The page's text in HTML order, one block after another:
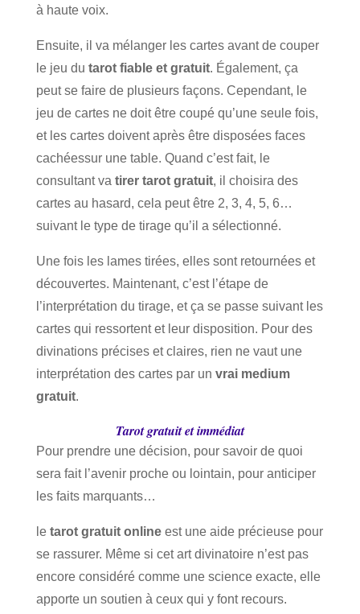
à haute voix.
Ensuite, il va mélanger les cartes avant de couper
le jeu du tarot fiable et gratuit. Également, ça
peut se faire de plusieurs façons. Cependant, le
jeu de cartes ne doit être coupé qu’une seule fois,
et les cartes doivent après être disposées faces
cachéessur une table. Quand c’est fait, le
consultant va tirer tarot gratuit, il choisira des
cartes au hasard, cela peut être 2, 3, 4, 5, 6…
suivant le type de tirage qu’il a sélectionné.
Une fois les lames tirées, elles sont retournées et
découvertes. Maintenant, c’est l’étape de
l’interprétation du tirage, et ça se passe suivant les
cartes qui ressortent et leur disposition. Pour des
divinations précises et claires, rien ne vaut une
interprétation des cartes par un vrai medium
gratuit.
Tarot gratuit et immédiat
Pour prendre une décision, pour savoir de quoi
sera fait l’avenir proche ou lointain, pour anticiper
les faits marquants…
le tarot gratuit online est une aide précieuse pour
se rassurer. Même si cet art divinatoire n’est pas
encore considéré comme une science exacte, elle
apporte un soutien à ceux qui y font recours.